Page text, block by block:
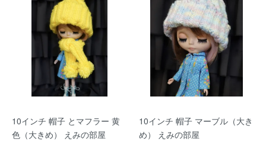
10インチ 帽子 とマフラー 黄
色（大きめ） えみの部屋
10インチ 帽子 マーブル（大き
め） えみの部屋